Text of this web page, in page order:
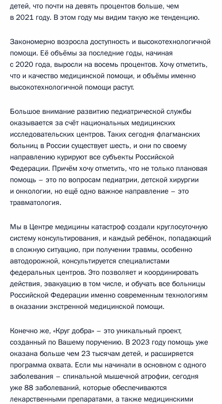
детей, что почти на девять процентов больше, чем
в 2021 году. В этом году мы видим такую же тенденцию.
Закономерно возросла доступность и высокотехнологичной
помощи. Её объёмы за последние годы, начиная
с 2020 года, выросли на восемь процентов. Хочу отметить,
что и качество медицинской помощи, и объёмы именно
высокотехнологичной помощи растут.
Большое внимание развитию педиатрической службы
оказывается за счёт национальных медицинских
исследовательских центров. Таких сегодня флагманских
больниц в России существует шесть, и они по своему
направлению курируют все субъекты Российской
Федерации. Причём хочу отметить, что не только плановая
помощь – это по вопросам педиатрии, детской хирургии
и онкологии, но ещё одно важное направление – это
травматология.
Мы в Центре медицины катастроф создали круглосуточную
систему консультирования, и каждый ребёнок, попадающий
в сложную ситуацию, при получении травмы, особенно
автодорожной, консультируется специалистами
федеральных центров. Это позволяет и координировать
действия, эвакуацию в том числе, и обучать все больницы
Российской Федерации именно современным технологиям
в оказании экстренной медицинской помощи.
Конечно же, «Круг добра» – это уникальный проект,
созданный по Вашему поручению. В 2023 году помощь уже
оказана больше чем 23 тысячам детей, и расширяется
программа охвата. Если мы начинали в основном с одного
заболевания – спинальной мышечной атрофии, сегодня
уже 88 заболеваний, которые обеспечиваются
лекарственными препаратами, а также медицинскими